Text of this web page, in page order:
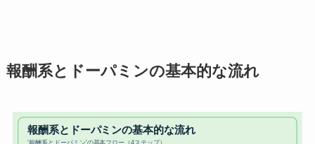
報酬系とドーパミンの基本的な流れ